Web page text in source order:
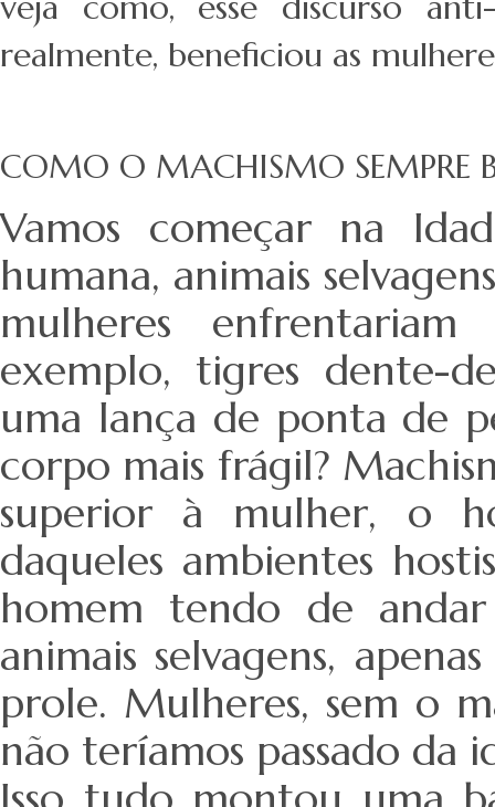
realmente, beneficiou as
COMO O MACHISMO SEMPRE
Vamos começar na
humana, animais
mulheres
exemplo, tigres dente-
uma lança de ponta de
corpo mais frágil?
superior à mulher, o
daqueles ambientes
homem tendo de
animais selvagens,
prole. Mulheres, sem o
não teríamos passado da